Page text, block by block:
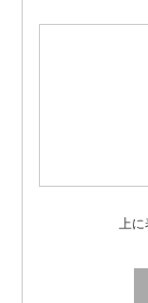
上に